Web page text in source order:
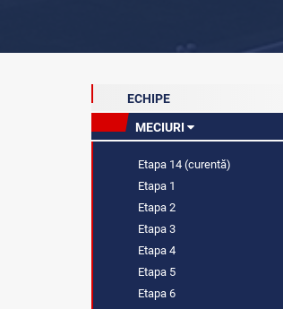
ECHIPE
MECIURI
Etapa 14 (curentă)
Etapa 1
Etapa 2
Etapa 3
Etapa 4
Etapa 5
Etapa 6